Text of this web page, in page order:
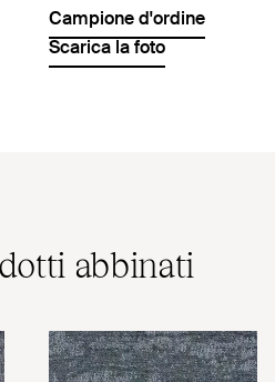
Campione d'ordine
Scarica la foto
abbinati